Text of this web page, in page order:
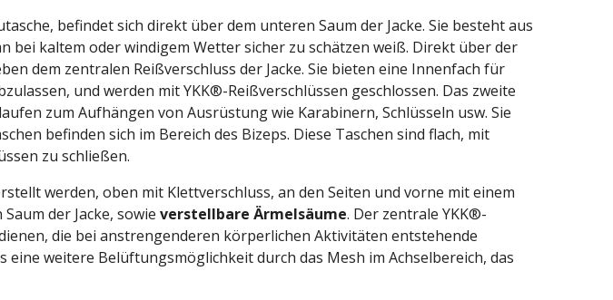
befindet sich direkt über dem unteren Saum der Jacke. Sie besteht aus
bei kaltem oder windigem Wetter sicher zu schätzen weiß. Direkt über der
dem zentralen Reißverschluss der Jacke. Sie bieten eine Innenfach für
und werden mit YKK®-Reißverschlüssen geschlossen. Das zweite
zum Aufhängen von Ausrüstung wie Karabinern, Schlüsseln usw. Sie
befinden sich im Bereich des Bizeps. Diese Taschen sind flach, mit
zu schließen.
werden, oben mit Klettverschluss, an den Seiten und vorne mit einem
der Jacke, sowie verstellbare Ärmelsäume. Der zentrale YKK®-
die bei anstrengenderen körperlichen Aktivitäten entstehende
weitere Belüftungsmöglichkeit durch das Mesh im Achselbereich, das